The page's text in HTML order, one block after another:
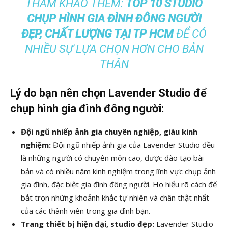
THAM KHẢO THÊM: TOP 10 STUDIO
CHỤP HÌNH GIA ĐÌNH ĐÔNG NGƯỜI
ĐẸP, CHẤT LƯỢNG TẠI TP HCMĐỂ CÓ
NHIỀU SỰ LỰA CHỌN HƠN CHO BẢN
THÂN
Lý do bạn nên chọn Lavender Studio để
chụp hình gia đình đông người:
Đội ngũ nhiếp ảnh gia chuyên nghiệp, giàu kinh
nghiệm: Đội ngũ nhiếp ảnh gia của Lavender Studio đều
là những người có chuyên môn cao, được đào tạo bài
bản và có nhiều năm kinh nghiệm trong lĩnh vực chụp ảnh
gia đình, đặc biệt gia đình đông người. Họ hiểu rõ cách để
bắt trọn những khoảnh khắc tự nhiên và chân thật nhất
của các thành viên trong gia đình bạn.
Trang thiết bị hiện đại, studio đẹp: Lavender Studio